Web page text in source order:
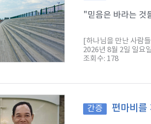
"믿음은 바라는 것
[하나님을 만난 사람
2026년 8월 2일 일요
조회수: 178
간증 편마비를